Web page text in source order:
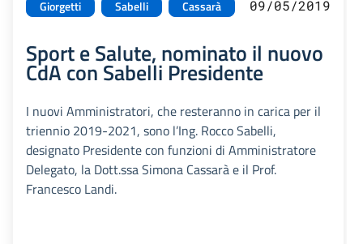
Giorgetti Sabelli Cassarà 09/05/2019
Sport e Salute, nominato il nuovo
CdA con Sabelli Presidente
I nuovi Amministratori, che resteranno in carica per il
triennio 2019-2021, sono l’Ing. Rocco Sabelli,
designato Presidente con funzioni di Amministratore
Delegato, la Dott.ssa Simona Cassarà e il Prof.
Francesco Landi.